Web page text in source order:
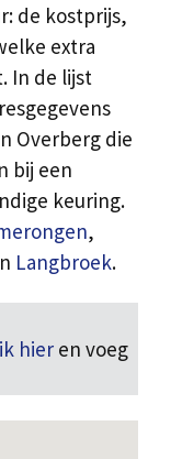
de kostprijs,
extra
In de lijst
Overberg die
bij een
keuring.
,
Langbroek.
hier en voeg